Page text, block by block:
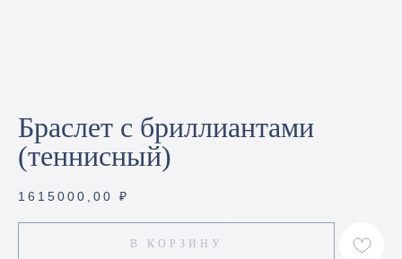
Браслет с бриллиантами
(теннисный)
1615000,00 ₽
В КОРЗИНУ